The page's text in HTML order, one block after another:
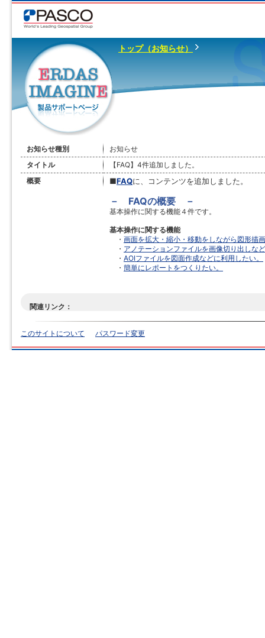
トップ（お知らせ）
お知らせ種別
お知らせ
タイトル
【FAQ】4件追加しました。
概要
■FAQに、コンテンツを追加しました。
－ FAQの概要 －
基本操作に関する機能４件です。
基本操作に関する機能
・ 画面を拡大・縮小・移動をしながら図形描
・ アノテーションファイルを画像切り出しな
・ AOIファイルを図面作成などに利用したい。
・ 簡単にレポートをつくりたい。
関連リンク：
このサイトについて パスワード変更